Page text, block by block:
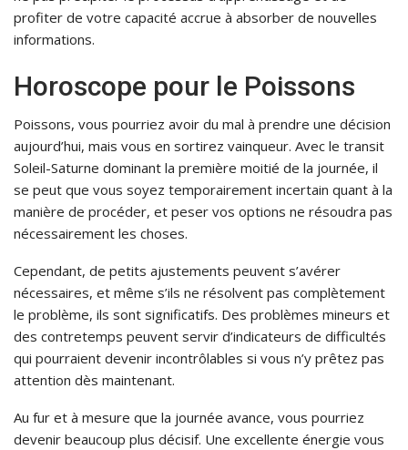
profiter de votre capacité accrue à absorber de nouvelles
informations.
Horoscope pour le Poissons
Poissons, vous pourriez avoir du mal à prendre une décision
aujourd’hui, mais vous en sortirez vainqueur. Avec le transit
Soleil-Saturne dominant la première moitié de la journée, il
se peut que vous soyez temporairement incertain quant à la
manière de procéder, et peser vos options ne résoudra pas
nécessairement les choses.
Cependant, de petits ajustements peuvent s’avérer
nécessaires, et même s’ils ne résolvent pas complètement
le problème, ils sont significatifs. Des problèmes mineurs et
des contretemps peuvent servir d’indicateurs de difficultés
qui pourraient devenir incontrôlables si vous n’y prêtez pas
attention dès maintenant.
Au fur et à mesure que la journée avance, vous pourriez
devenir beaucoup plus décisif. Une excellente énergie vous